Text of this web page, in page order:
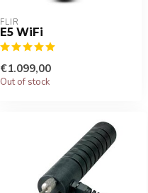
FLIR
E5 WiFi
€1.099,00
Out of stock